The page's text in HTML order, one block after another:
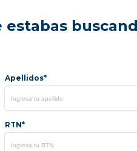
Apellidos*
RTN*